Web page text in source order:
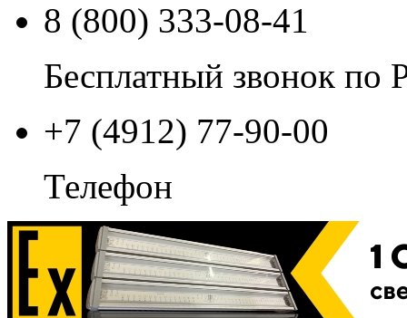
8 (800) 333-08-41
Бесплатный звонок по
+7 (4912) 77-90-00
Телефон